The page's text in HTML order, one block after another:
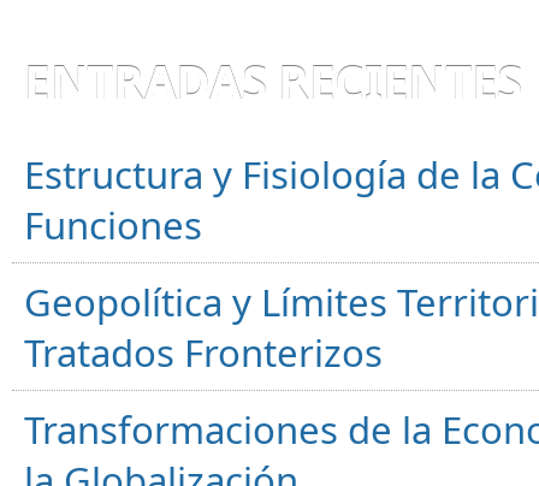
ENTRADAS RECIENTES
Estructura y Fisiología de la
Funciones
Geopolítica y Límites
Tratados Fronterizos
Transformaciones de la